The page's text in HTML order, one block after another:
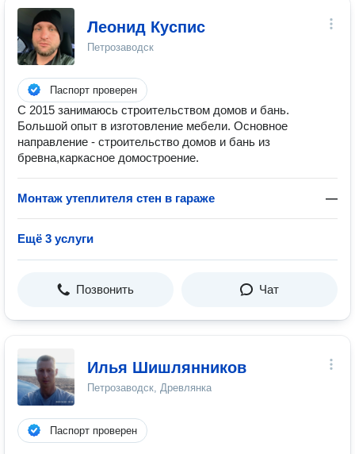
Леонид Куспис
Петрозаводск
Паспорт проверен
С 2015 занимаюсь строительством домов и бань.
Большой опыт в изготовление мебели. Основное
направление - строительство домов и бань из
бревна,каркасное домостроение.
Монтаж утеплителя стен в гараже —
Ещё 3 услуги
Позвонить Чат
Илья Шишлянников
Петрозаводск, Древлянка
Паспорт проверен